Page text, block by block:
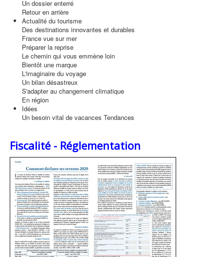
Un dossier enterré
Retour en arrière
Actualité du tourisme
Des destinations innovantes et durables
France vue sur mer
Préparer la reprise
Le chemin qui vous emmène loin
Bientôt une marque
L'imaginaire du voyage
Un bilan désastreux
S'adapter au changement climatique
En région
Idées
Un besoin vital de vacances Tendances
Fiscalité - Réglementation